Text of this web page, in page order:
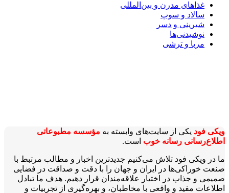
غذاهای مدرن و بین‌المللی
سالاد و سوپ
شیرینی و دسر
نوشیدنی‌ها
مربا و ترشی
ویکی‌ فود یکی از سایت‌های وابسته به مؤسسه مطبوعاتی
اطلاع‌رسانی رسانه خوب است.
ما در ویکی‌ فود تلاش می‌کنیم جدیدترین اخبار و مطالب مرتبط با
صنعت خوراکی‌ها در ایران و جهان را با دقت و صداقت در فضایی
صمیمی و جذاب در اختیار علاقه‌مندان قرار دهیم. هدف ما تبادل
اطلاعات مفید و واقعی با مخاطبان، و بهره‌گیری از تجربیات و